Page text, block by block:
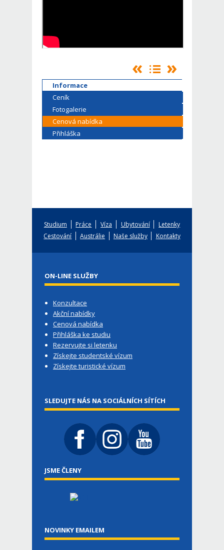
Informace
Ceník
Fotogalerie
Cenová nabídka
Přihláška
Studium Práce Víza Ubytování
Letenky
Cestování
Austrálie Naše služby Kontakty
ON-LINE SLUŽBY
Konzultace
Akční nabídky
Cenová nabídka
Přihláška ke studiu
Rezervujte si letenku
Získejte studentské vízum
Získejte turistické vízum
SLEDUJTE NÁS NA SOCIÁLNÍCH SÍTÍCH
JSME ČLENY
NOVINKY EMAILEM